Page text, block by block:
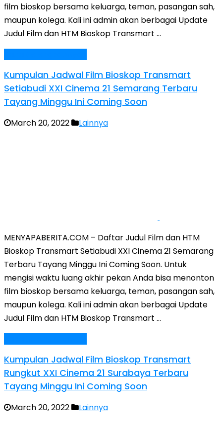
film bioskop bersama keluarga, teman, pasangan sah,
maupun kolega. Kali ini admin akan berbagai Update
Judul Film dan HTM Bioskop Transmart …
Kumpulan Jadwal Film Bioskop Transmart
Setiabudi XXI Cinema 21 Semarang Terbaru
Tayang Minggu Ini Coming Soon
March 20, 2022 Lainnya
MENYAPABERITA.COM – Daftar Judul Film dan HTM
Bioskop Transmart Setiabudi XXI Cinema 21 Semarang
Terbaru Tayang Minggu Ini Coming Soon. Untuk
mengisi waktu luang akhir pekan Anda bisa menonton
film bioskop bersama keluarga, teman, pasangan sah,
maupun kolega. Kali ini admin akan berbagai Update
Judul Film dan HTM Bioskop Transmart …
Kumpulan Jadwal Film Bioskop Transmart
Rungkut XXI Cinema 21 Surabaya Terbaru
Tayang Minggu Ini Coming Soon
March 20, 2022 Lainnya